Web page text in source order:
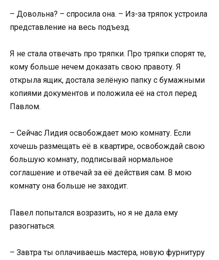
– Довольна? – спросила она. – Из-за тряпок устроила
представление на весь подъезд.
Я не стала отвечать про тряпки. Про тряпки спорят те,
кому больше нечем доказать свою правоту. Я
открыла ящик, достала зелёную папку с бумажными
копиями документов и положила её на стол перед
Павлом.
– Сейчас Лидия освобождает мою комнату. Если
хочешь размещать её в квартире, освобождай свою
большую комнату, подписывай нормальное
соглашение и отвечай за её действия сам. В мою
комнату она больше не заходит.
Павел попытался возразить, но я не дала ему
разогнаться.
– Завтра ты оплачиваешь мастера, новую фурнитуру